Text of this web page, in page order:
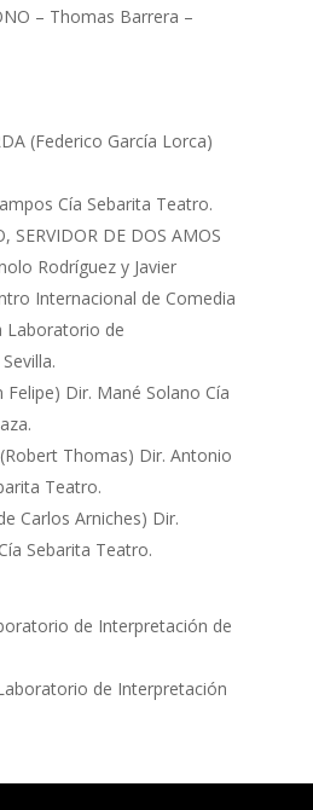
– Thomas Barrera –
(Federico García Lorca)
Cía Sebarita Teatro.
SERVIDOR DE DOS AMOS
Rodríguez y Javier
Internacional de Comedia
Laboratorio de
Felipe) Dir. Mané Solano Cía
(Robert Thomas) Dir. Antonio
Teatro.
Carlos Arniches) Dir.
Sebarita Teatro.
de Interpretación de
de Interpretación